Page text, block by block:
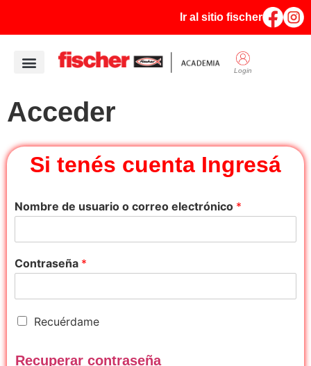
Ir al sitio fischer
Login
Acceder
Si tenés cuenta Ingresá
Nombre de usuario o correo electrónico *
Contraseña *
R
u
Recuérdame
Recuperar contraseña